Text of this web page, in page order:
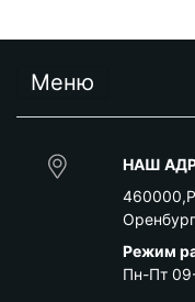
Меню
НАШ
460000,
Оренбург
Режим
Пн-Пт